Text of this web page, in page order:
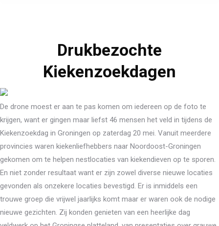
Drukbezochte
Kiekenzoekdagen
De drone moest er aan te pas komen om iedereen op de foto te
krijgen, want er gingen maar liefst 46 mensen het veld in tijdens de
Kiekenzoekdag in Groningen op zaterdag 20 mei. Vanuit meerdere
provincies waren kiekenliefhebbers naar Noordoost-Groningen
gekomen om te helpen nestlocaties van kiekendieven op te sporen.
En niet zonder resultaat want er zijn zowel diverse nieuwe locaties
gevonden als onzekere locaties bevestigd. Er is inmiddels een
trouwe groep die vrijwel jaarlijks komt maar er waren ook de nodige
nieuwe gezichten. Zij konden genieten van een heerlijke dag